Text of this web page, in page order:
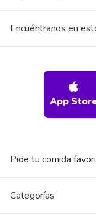
Encuéntranos en
App
Pide tu comida
Categorías